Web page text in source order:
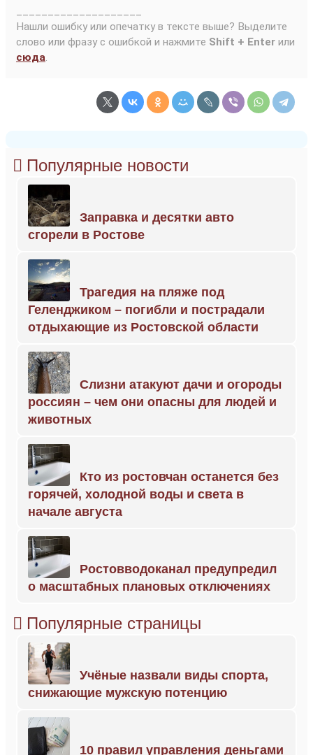
Нашли ошибку или опечатку в тексте выше? Выделите
слово или фразу с ошибкой и нажмите Shift + Enter или
сюда.
Популярные новости
Заправка и десятки авто
сгорели в Ростове
Трагедия на пляже под
Геленджиком – погибли и пострадали
отдыхающие из Ростовской области
Слизни атакуют дачи и огороды
россиян – чем они опасны для людей и
животных
Кто из ростовчан останется без
горячей, холодной воды и света в
начале августа
Ростовводоканал предупредил
о масштабных плановых отключениях
Популярные страницы
Учёные назвали виды спорта,
снижающие мужскую потенцию
10 правил управления деньгами